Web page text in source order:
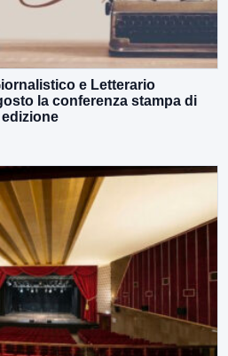
e Letterario
la conferenza stampa di